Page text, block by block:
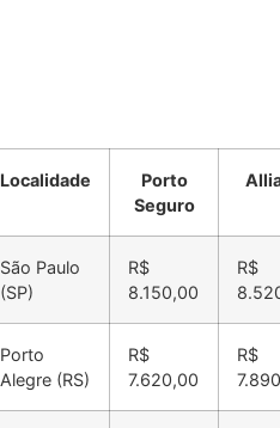
Localidade
Porto
Seguro
São Paulo
(SP)
R$
8.150,00
R$
Porto
Alegre (RS)
R$
7.620,00
R$